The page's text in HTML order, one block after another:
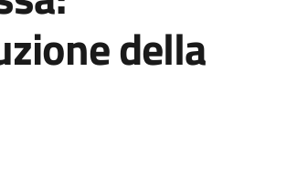
della